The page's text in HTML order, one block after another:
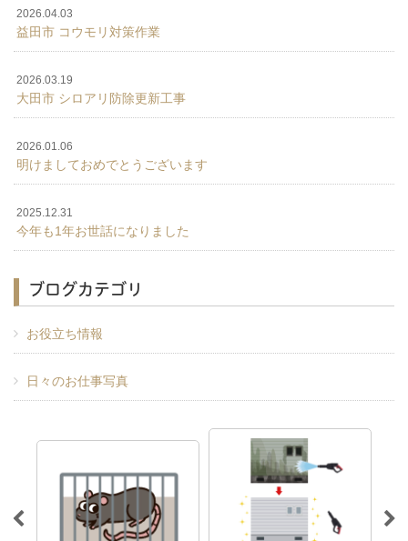
2026.04.03
益田市 コウモリ対策作業
2026.03.19
大田市 シロアリ防除更新工事
2026.01.06
明けましておめでとうございます
2025.12.31
今年も1年お世話になりました
ブログカテゴリ
お役立ち情報
日々のお仕事写真